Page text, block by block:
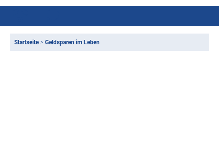
Startseite> Geldsparen im Leben